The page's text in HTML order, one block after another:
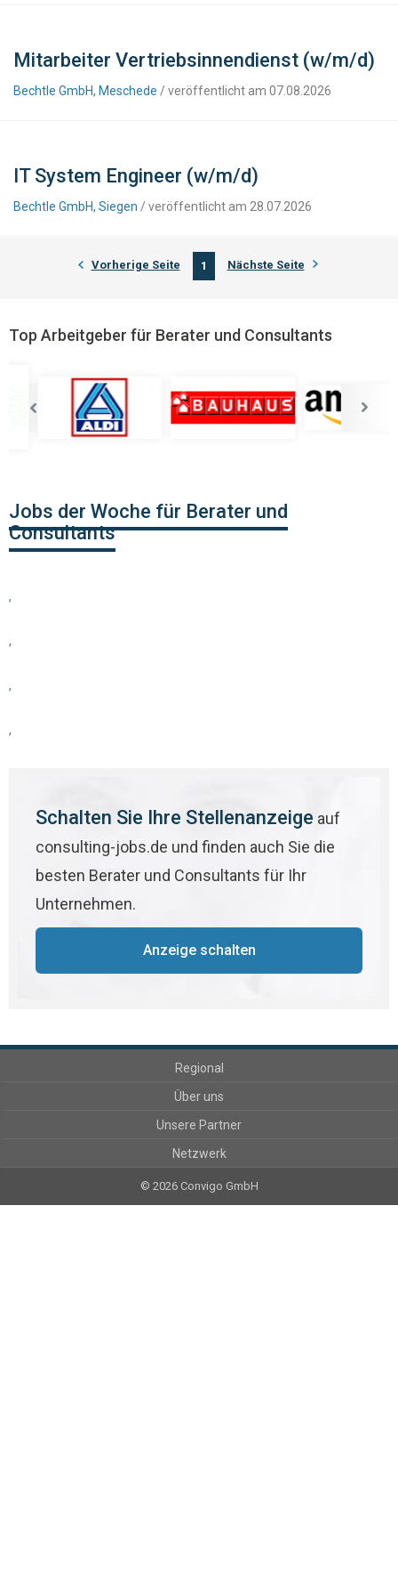
Mitarbeiter Vertriebsinnendienst (w/m/d)
Bechtle GmbH, Meschede / veröffentlicht am 07.08.2026
IT System Engineer (w/m/d)
Bechtle GmbH, Siegen / veröffentlicht am 28.07.2026
Vorherige Seite 1 Nächste Seite
Top Arbeitgeber für Berater und Consultants
Jobs der Woche für Berater und
Consultants
,
,
,
,
Schalten Sie Ihre Stellenanzeige auf
consulting-jobs.de und finden auch Sie die
besten Berater und Consultants für Ihr
Unternehmen.
Anzeige schalten
Regional
Über uns
Unsere Partner
Netzwerk
© 2026 Convigo GmbH